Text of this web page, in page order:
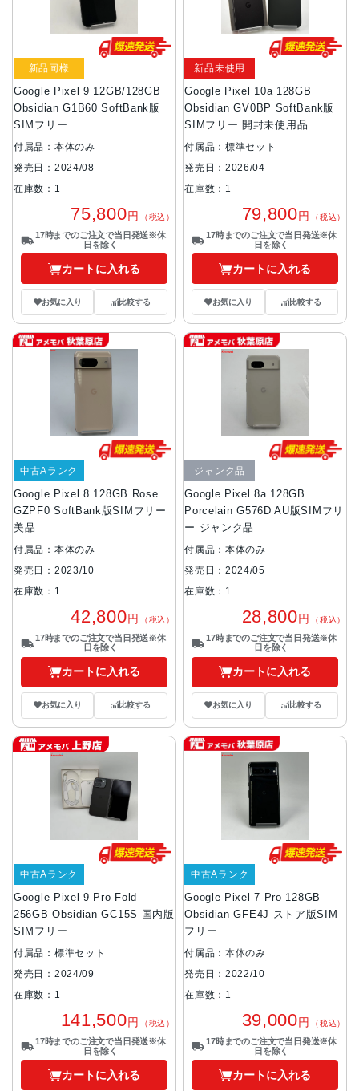
Google Pixel 9 12GB/128GB
Obsidian G1B60 SoftBank版
SIMフリー
新品同様
付属品：本体のみ
発売日：2024/08
在庫数：1
75,800円 （税込）
17時までのご注文で当日発送※休
日を除く
カートに入れる
お気に入り 比較する
Google Pixel 10a 128GB
Obsidian GV0BP SoftBank版
SIMフリー 開封未使用品
新品未使用
付属品：標準セット
発売日：2026/04
在庫数：1
79,800円 （税込）
17時までのご注文で当日発送※休
日を除く
カートに入れる
お気に入り 比較する
Google Pixel 8 128GB Rose
GZPF0 SoftBank版SIMフリー
美品
中古Aランク
付属品：本体のみ
発売日：2023/10
在庫数：1
42,800円 （税込）
17時までのご注文で当日発送※休
日を除く
カートに入れる
お気に入り 比較する
Google Pixel 8a 128GB
Porcelain G576D AU版SIMフリ
ー ジャンク品
ジャンク品
付属品：本体のみ
発売日：2024/05
在庫数：1
28,800円 （税込）
17時までのご注文で当日発送※休
日を除く
カートに入れる
お気に入り 比較する
Google Pixel 9 Pro Fold
256GB Obsidian GC15S 国内版
SIMフリー
中古Aランク
付属品：標準セット
発売日：2024/09
在庫数：1
141,500円 （税込）
17時までのご注文で当日発送※休
日を除く
カートに入れる
Google Pixel 7 Pro 128GB
Obsidian GFE4J ストア版SIM
フリー
中古Aランク
付属品：本体のみ
発売日：2022/10
在庫数：1
39,000円 （税込）
17時までのご注文で当日発送※休
日を除く
カートに入れる